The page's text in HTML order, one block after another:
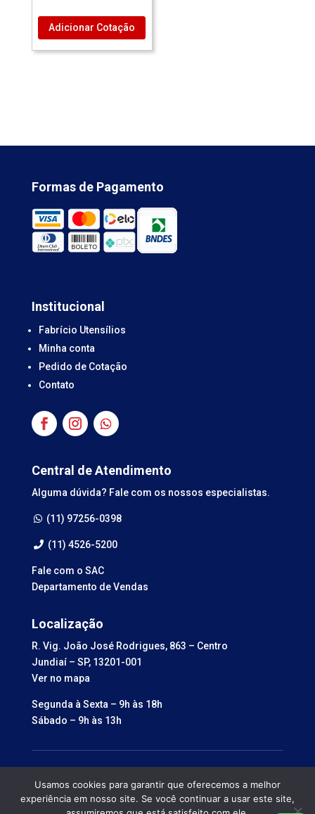
Adicionar Cotação
Formas de Pagamento
Institucional
Fabrício Utensílios
Minha conta
Pedido de Cotação
Contato
Central de Atendimento
Alguma dúvida? Fale com os nossos especialistas.
(11) 97256-0398
(11) 4526-5200
Fale com o SAC
Departamento de Vendas
Localização
R. Vig. João José Rodrigues, 863 – Centro
Jundiaí – SP, 13201-001
Ver no mapa
Segunda à Sexta – 9h às 18h
Sábado – 9h às 13h
© 2026 – Todos direitos reservados – Fabrício
Utensílios e Presentes – Jundiaí, SP | Desenvolvido
Usamos cookies para garantir que oferecemos a melhor
experiência em nosso site. Se você continuar a usar este site,